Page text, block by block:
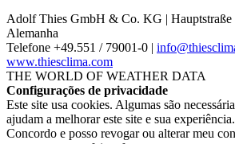
Adolf Thies GmbH & Co. KG | Hauptstraße
Alemanha
Telefone +49.551 /­ 79001-0 |
www.thiesclima.com
THE WORLD OF WEATHER DATA
Configurações de privacidade
Este site usa cookies. Algumas são
ajudam a melhorar este site e sua experiência.
Concordo e posso revogar ou alterar meu